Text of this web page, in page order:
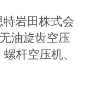
特岩田株式会
油旋齿空压
杆空压机、